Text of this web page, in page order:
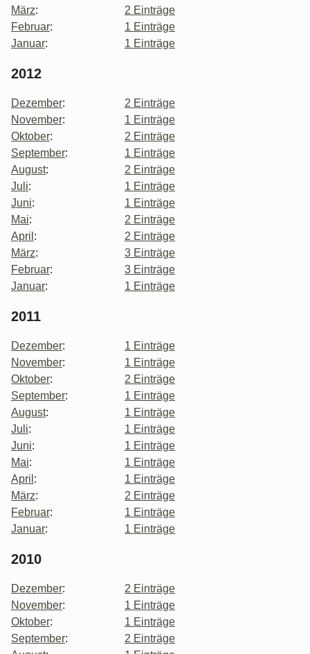
März:
2 Einträge
Februar:
1 Einträge
Januar: 1 Einträge
2012
Dezember:
2 Einträge
November:
1 Einträge
Oktober:
2 Einträge
September:
1 Einträge
August:
2 Einträge
Juli:
1 Einträge
Juni:
1 Einträge
Mai:
2 Einträge
April :
2 Einträge
März:
3 Einträge
Februar:
3 Einträge
Januar: 1 Einträge
2011
Dezember:
1 Einträge
November:
1 Einträge
Oktober:
2 Einträge
September:
1 Einträge
August:
1 Einträge
Juli:
1 Einträge
Juni:
1 Einträge
Mai:
1 Einträge
April :
1 Einträge
März:
2 Einträge
Februar:
1 Einträge
Januar: 1 Einträge
2010
Dezember:
2 Einträge
November:
1 Einträge
Oktober:
1 Einträge
September:
2 Einträge